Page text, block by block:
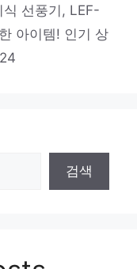
선풍기,
선풍기, LEF-
아이템! 인기 상
검색